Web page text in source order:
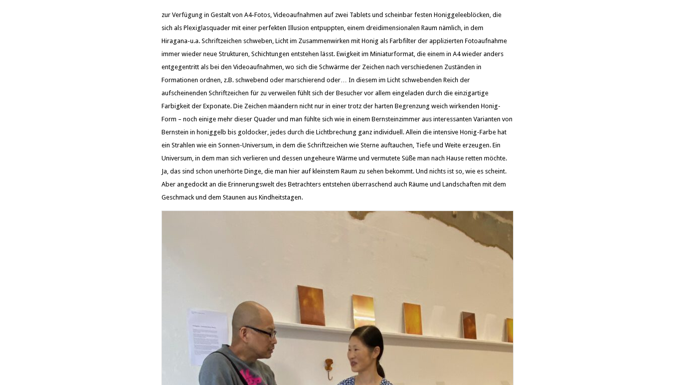
zur Verfügung in Gestalt von A4-Fotos, Videoaufnahmen auf zwei Tablets und scheinbar festen Honiggeleeblöcken, die
sich als Plexiglasquader mit einer perfekten Illusion entpuppten, einem dreidimensionalen Raum nämlich, in dem
Hiragana-u.a. Schriftzeichen schweben, Licht im Zusammenwirken mit Honig als Farbfilter der applizierten Fotoaufnahme
immer wieder neue Strukturen, Schichtungen entstehen lässt. Ewigkeit im Miniaturformat, die einem in A4 wieder anders
entgegentritt als bei den Videoaufnahmen, wo sich die Schwärme der Zeichen nach verschiedenen Zuständen in
Formationen ordnen, z.B. schwebend oder marschierend oder… In diesem im Licht schwebenden Reich der
aufscheinenden Schriftzeichen für zu verweilen fühlt sich der Besucher vor allem eingeladen durch die einzigartige
Farbigkeit der Exponate. Die Zeichen mäandern nicht nur in einer trotz der harten Begrenzung weich wirkenden Honig-
Form – noch einige mehr dieser Quader und man fühlte sich wie in einem Bernsteinzimmer aus interessanten Varianten von
Bernstein in honiggelb bis goldocker, jedes durch die Lichtbrechung ganz individuell. Allein die intensive Honig-Farbe hat
ein Strahlen wie ein Sonnen-Universum, in dem die Schriftzeichen wie Sterne auftauchen, Tiefe und Weite erzeugen. Ein
Universum, in dem man sich verlieren und dessen ungeheure Wärme und vermutete Süße man nach Hause retten möchte.
Ja, das sind schon unerhörte Dinge, die man hier auf kleinstem Raum zu sehen bekommt. Und nichts ist so, wie es scheint.
Aber angedockt an die Erinnerungswelt des Betrachters entstehen überraschend auch Räume und Landschaften mit dem
Geschmack und dem Staunen aus Kindheitstagen.